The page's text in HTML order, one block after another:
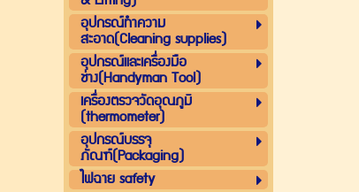
อุปกรณ์ทำความ
สะอาด(Cleaning supplies)
อุปกรณ์และเครื่องมือ
ช่าง(Handyman Tool)
เครื่องตรวจวัดอุณภูมิ
(thermometer)
อุปกรณ์บรรจุ
ภัณฑ์(Packaging)
ไฟฉาย safety